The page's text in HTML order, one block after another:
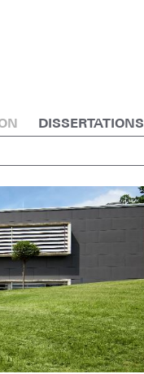
DISSERTATIONS